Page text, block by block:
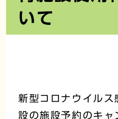
いて
新型コロナウイル
設の施設予約のキャ